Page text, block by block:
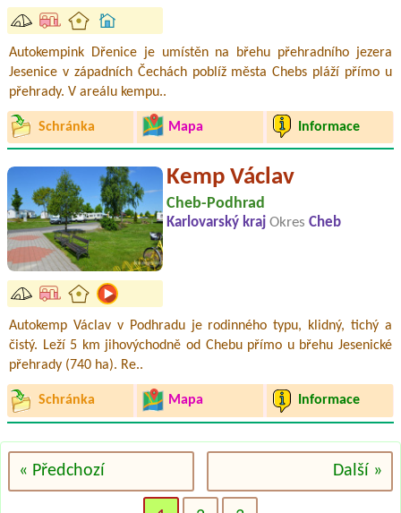
Autokempink Dřenice je umístěn na břehu přehradního jezera
Jesenice v západních Čechách poblíž města Chebs pláží přímo u
přehrady. V areálu kempu..
Schránka Mapa Informace
Kemp Václav
Cheb-Podhrad
Karlovarský kraj Okres Cheb
Autokemp Václav v Podhradu je rodinného typu, klidný, tichý a
čistý. Leží 5 km jihovýchodně od Chebu přímo u břehu Jesenické
přehrady (740 ha). Re..
Schránka Mapa Informace
« Předchozí Další »